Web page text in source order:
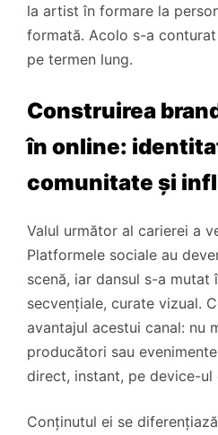
la artist în formare la
formată. Acolo s-a
pe termen lung.
Construirea
în online:
comunitate și
Valul următor al carierei a
Platformele sociale au
scenă, iar dansul s-a
secvențiale, curate vizual.
avantajul acestui canal: nu
producători sau
direct, instant, pe device-ul
Conținutul ei se